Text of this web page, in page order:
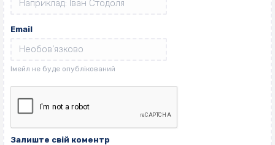
Email
Залиште свій коментр